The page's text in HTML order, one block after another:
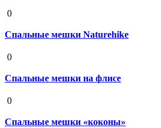
0
Спальные мешки Naturehike
0
Спальные мешки на флисе
0
Спальные мешки «коконы»